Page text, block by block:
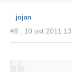
jojan
#8 , 10 okt 2011